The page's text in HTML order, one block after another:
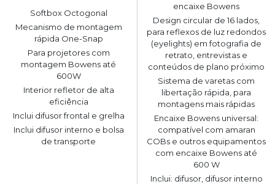
Softbox Octogonal
Mecanismo de montagem
rápida One-Snap
Para projetores com
montagem Bowens até
600W
Interior refletor de alta
eficiência
Inclui difusor frontal e grelha
Inclui difusor interno e bolsa
de transporte
encaixe Bowens
Design circular de 16 lados,
para reflexos de luz redondos
(eyelights) em fotografia de
retrato, entrevistas e
conteúdos de plano próximo
Sistema de varetas com
libertação rápida, para
montagens mais rápidas
Encaixe Bowens universal:
compatível com amaran
COBs e outros equipamentos
com encaixe Bowens até
600 W
Inclui: difusor, difusor interno